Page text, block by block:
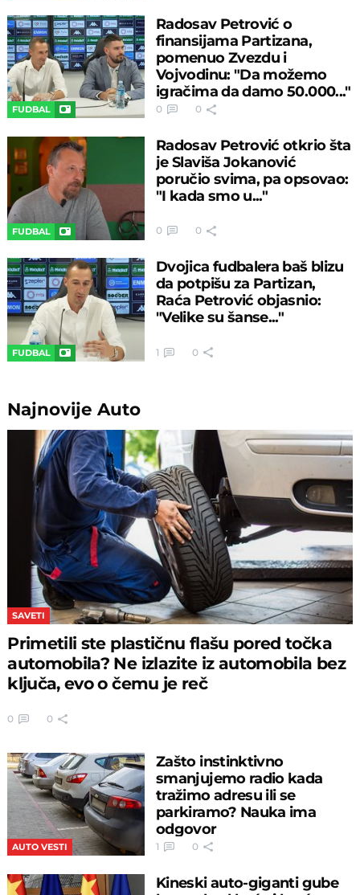
FUDBAL
Radosav Petrović o
finansijama Partizana,
pomenuo Zvezdu i
Vojvodinu: "Da možemo
igračima da damo 50.000..."
0 0
FUDBAL
Radosav Petrović otkrio šta
je Slaviša Jokanović
poručio svima, pa opsovao:
"I kada smo u..."
0 0
FUDBAL
Dvojica fudbalera baš blizu
da potpišu za Partizan,
Raća Petrović objasnio:
"Velike su šanse..."
1 0
NajnovijeAuto
SAVETI
Primetili ste plastičnu flašu pored točka
automobila? Ne izlazite iz automobila bez
ključa, evo o čemu je reč
0 0
AUTO VESTI
Zašto instinktivno
smanjujemo radio kada
tražimo adresu ili se
parkiramo? Nauka ima
odgovor
1 0
Kineski auto-giganti gube